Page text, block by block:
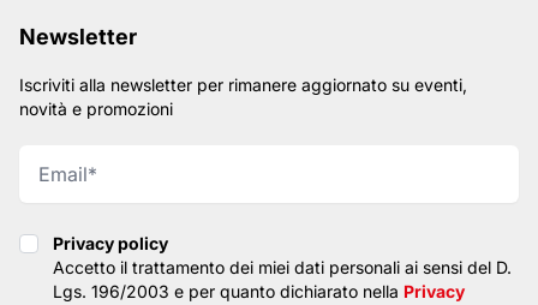
Newsletter
Iscriviti alla newsletter per rimanere aggiornato su eventi,
novità e promozioni
Privacy policy
Privacy policy
Accetto il trattamento dei miei dati personali ai sensi del D.
Lgs. 196/2003 e per quanto dichiarato nella Privacy